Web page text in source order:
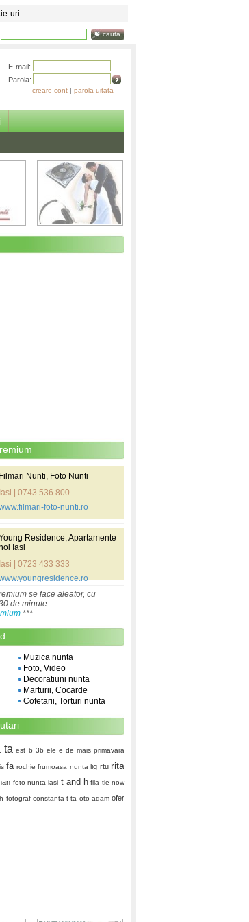
uri.
cauta
E-mail:
Parola:
creare cont | parola uitata
Filmari Nunti, Foto Nunti
Iasi | 0743 536 800
foto-nunti.ro
Residence, Apartamente
Iasi
Iasi | 0723 433 333
se face aleator, cu
de minute.
***
Muzica nunta
Foto, Video
Decoratiuni nunta
Marturii, Cocarde
Cofetarii, Torturi nunta
ta est b 3b ele e de mais primavara
fa rochie frumoasa nunta lig rtu rita
foto nunta iasi t and h fila tie now
fotograf constanta t ta oto adam ofer